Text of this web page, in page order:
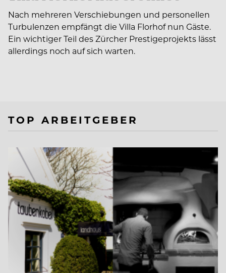
Nach mehreren Verschiebungen und personellen
Turbulenzen empfängt die Villa Florhof nun Gäste.
Ein wichtiger Teil des Zürcher Prestigeprojekts lässt
allerdings noch auf sich warten.
TOP ARBEITGEBER